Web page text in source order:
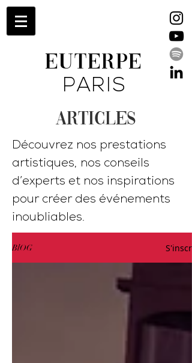
EUTERPE
PARIS
ARTICLES
Découvrez nos prestations
artistiques, nos conseils
d’experts et nos inspirations
pour créer des événements
inoubliables.
BlOG